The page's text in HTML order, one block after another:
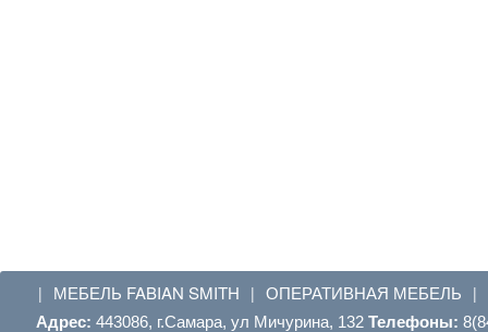
| МЕБЕЛЬ FABIAN SMITH | ОПЕРАТИВНАЯ МЕБЕЛЬ |
Адрес: 443086, г.Самара, ул Мичурина, 132 Телефоны: